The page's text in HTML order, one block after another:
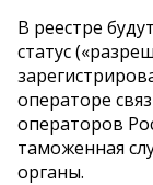
В реестре
статус
операторе
операторов
таможенная
органы.